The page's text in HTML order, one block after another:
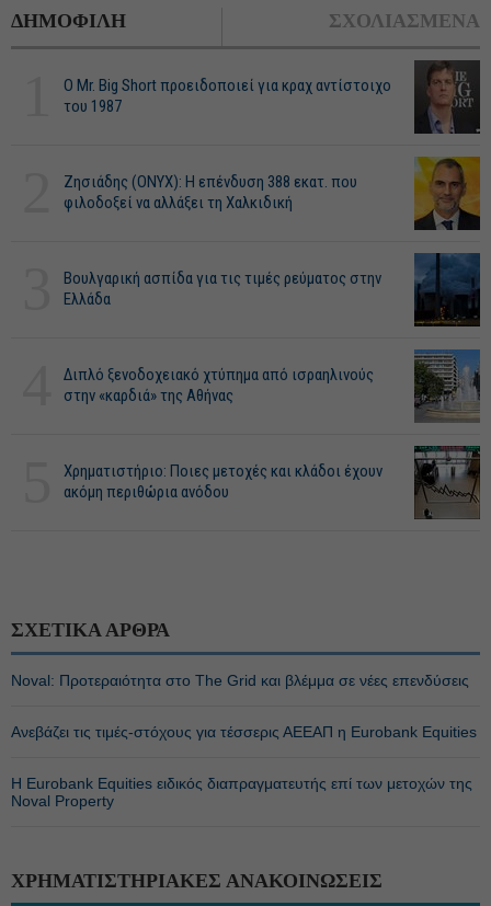
ΔΗΜΟΦΙΛΗ ΣΧΟΛΙΑΣΜΕΝΑ
O Mr. Big Short προειδοποιεί για κραχ αντίστοιχο
του 1987
Ζησιάδης (ONYX): Η επένδυση 388 εκατ. που
φιλοδοξεί να αλλάξει τη Χαλκιδική
Βουλγαρική ασπίδα για τις τιμές ρεύματος στην
Ελλάδα
Διπλό ξενοδοχειακό χτύπημα από ισραηλινούς
στην «καρδιά» της Αθήνας
Χρηματιστήριο: Ποιες μετοχές και κλάδοι έχουν
ακόμη περιθώρια ανόδου
ΣΧΕΤΙΚΑ ΑΡΘΡΑ
Noval: Προτεραιότητα στο The Grid και βλέμμα σε νέες επενδύσεις
Ανεβάζει τις τιμές-στόχους για τέσσερις ΑΕΕΑΠ η Eurobank Equities
Η Eurobank Equities ειδικός διαπραγματευτής επί των μετοχών της
Noval Property
ΧΡΗΜΑΤΙΣΤΗΡΙΑΚΕΣ ΑΝΑΚΟΙΝΩΣΕΙΣ